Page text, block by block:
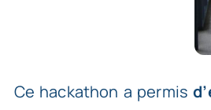
Ce hackathon a permis